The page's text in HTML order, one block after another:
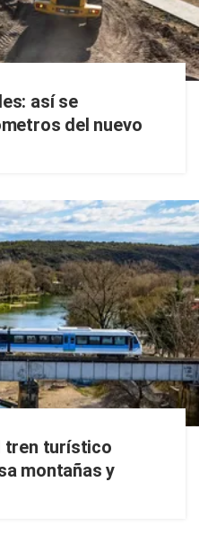
así se
del nuevo
tren turístico
montañas y